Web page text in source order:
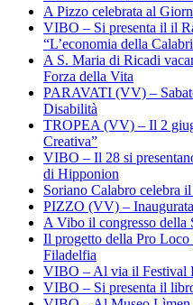
A Pizzo celebrata al
VIBO – Si presenta il il
“L’economia della
A S. Maria di Ricadi
Forza della Vita
PARAVATI (VV) –
Disabilità
TROPEA (VV) – Il 2
Creativa”
VIBO – Il 28 si
di Hipponion
Soriano Calabro celebra
PIZZO (VV) – Inaugurata
A Vibo il congresso della
Il progetto della Pro Loco
Filadelfia
VIBO – Al via il Festival
VIBO – Si presenta il